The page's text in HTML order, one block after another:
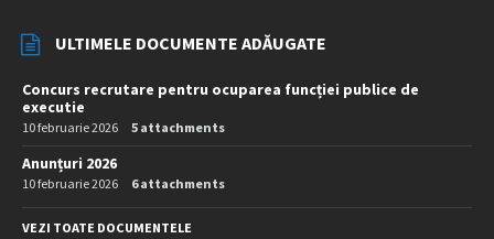
ULTIMELE DOCUMENTE ADĂUGATE
Concurs recrutare pentru ocuparea funcției publice de
executie
10 februarie 2026 5 attachments
Anunțuri 2026
10 februarie 2026 6 attachments
VEZI TOATE DOCUMENTELE